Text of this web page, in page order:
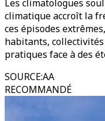
Les climatologues
climatique accroît la
ces épisodes
habitants,
pratiques face à des
SOURCE:AA
RECOMMANDÉ